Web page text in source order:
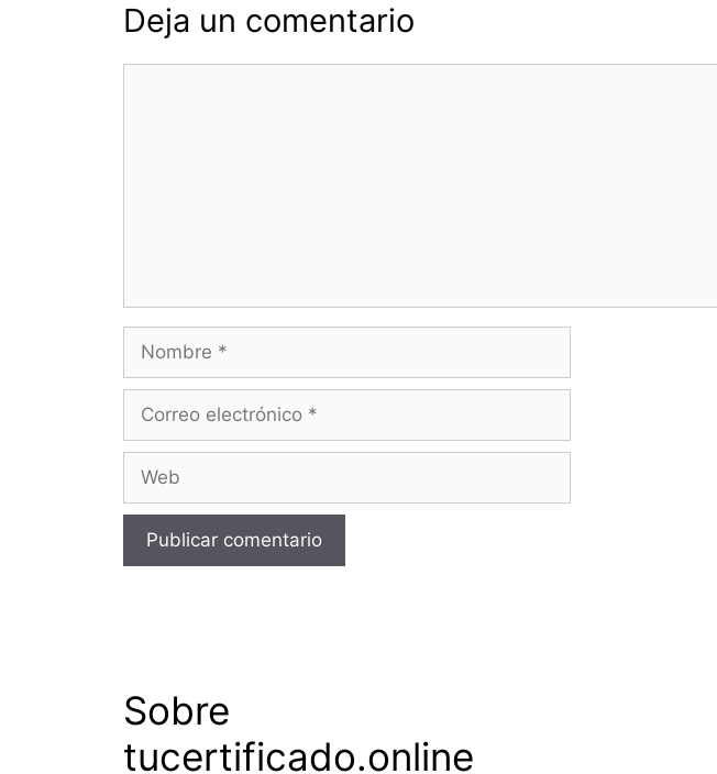
Deja un comentario
Nombre
Correo
Web
Sobre
tucertificado.online